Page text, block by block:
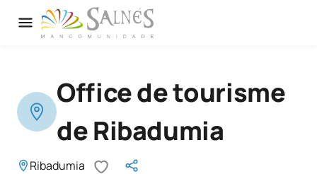
Office de tourisme
de Ribadumia
Ribadumia